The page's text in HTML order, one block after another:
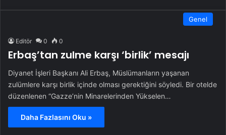
Genel
Editör 0 0
Erbaş’tan zulme karşı ‘birlik’ mesajı
Diyanet İşleri Başkanı Ali Erbaş, Müslümanların yaşanan
zulümlere karşı birlik içinde olması gerektiğini söyledi. Bir otelde
düzenlenen “Gazze’nin Minarelerinden Yükselen…
Daha Fazlasını Oku »